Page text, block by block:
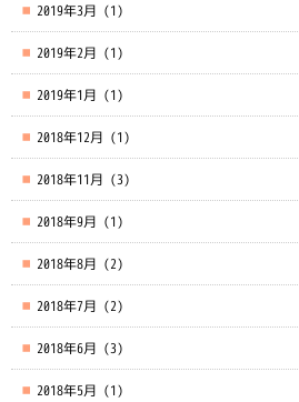
2019年3月 (1)
2019年2月 (1)
2019年1月 (1)
2018年12月 (1)
2018年11月 (3)
2018年9月 (1)
2018年8月 (2)
2018年7月 (2)
2018年6月 (3)
2018年5月 (1)